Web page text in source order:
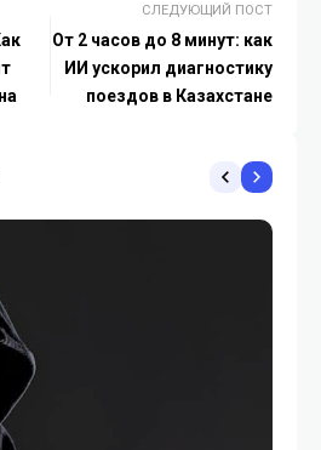
СЛЕДУЮЩИЙ ПОСТ
От 2 часов до 8 минут: как
ИИ ускорил диагностику
поездов в Казахстане